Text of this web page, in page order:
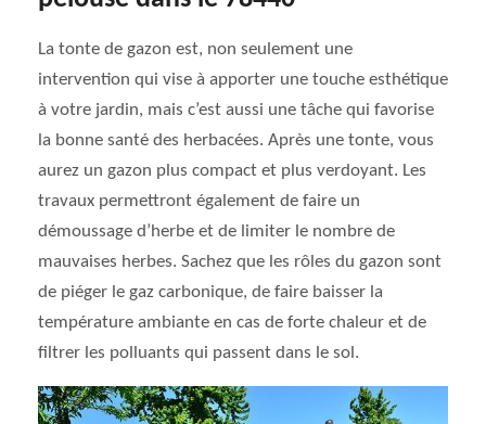
La tonte de gazon est, non seulement une
intervention qui vise à apporter une touche esthétique
à votre jardin, mais c’est aussi une tâche qui favorise
la bonne santé des herbacées. Après une tonte, vous
aurez un gazon plus compact et plus verdoyant. Les
travaux permettront également de faire un
démoussage d’herbe et de limiter le nombre de
mauvaises herbes. Sachez que les rôles du gazon sont
de piéger le gaz carbonique, de faire baisser la
température ambiante en cas de forte chaleur et de
filtrer les polluants qui passent dans le sol.